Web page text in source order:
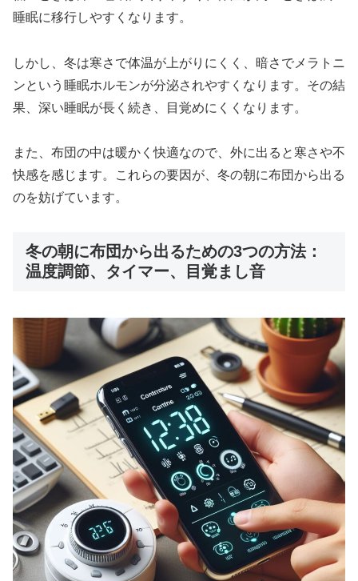
睡眠に移行しやすくなります。
しかし、冬は寒さで体温が上がりにくく、暗さでメラトニ
ンという睡眠ホルモンが分泌されやすくなります。その結
果、深い睡眠が長く続き、目覚めにくくなります。
また、布団の中は暖かく快適なので、外に出ると寒さや不
快感を感じます。これらの要因が、冬の朝に布団から出る
のを妨げています。
冬の朝に布団から出るための3つの方法：
温度調節、タイマー、目覚まし音